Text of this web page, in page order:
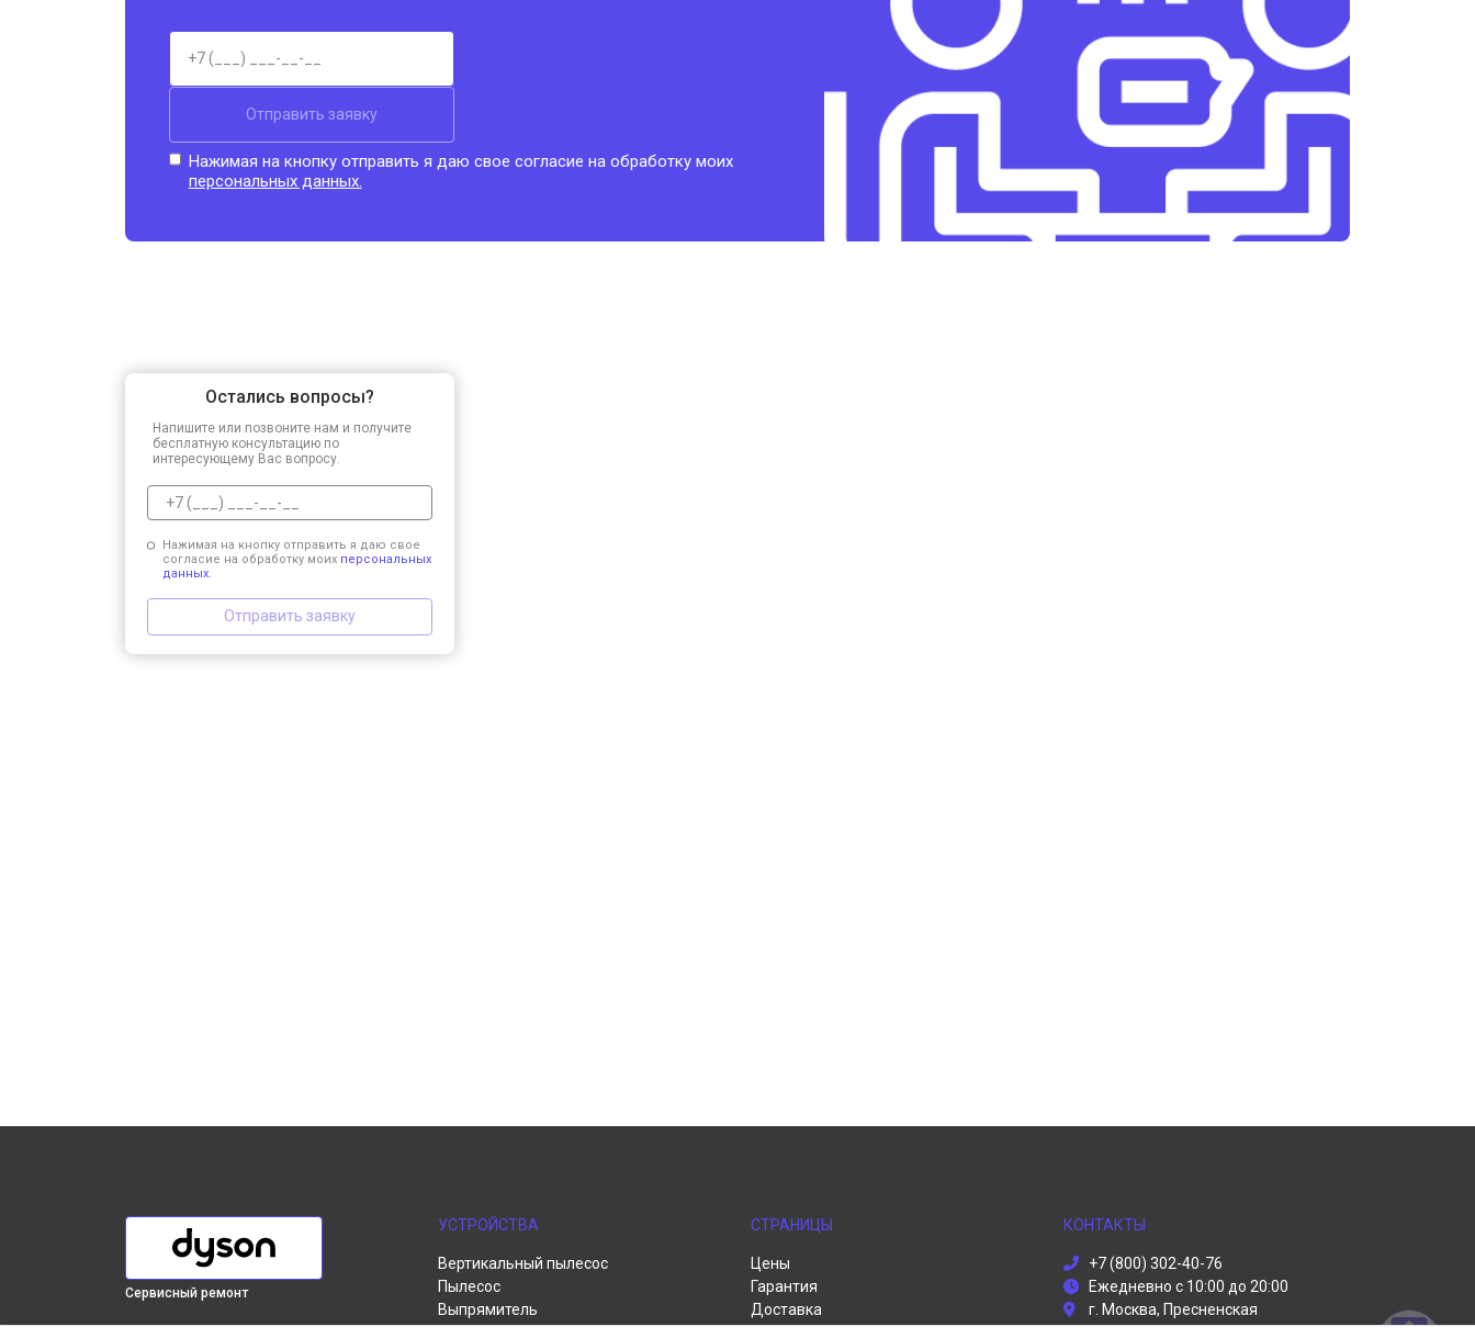
Отправить заявку
Нажимая на кнопку отправить я даю свое согласие на обработку моих
персональных данных.
Остались вопросы?
Напишите или позвоните нам и получите
бесплатную консультацию по
интересующему Вас вопросу.
Нажимая на кнопку отправить я даю свое
согласие на обработку моих персональных
данных.
Отправить заявку
Сервисный ремонт
УСТРОЙСТВА
Вертикальный пылесос
Пылесос
Выпрямитель
СТРАНИЦЫ
Цены
Гарантия
Доставка
КОНТАКТЫ
+7 (800) 302-40-76
Ежедневно с 10:00 до 20:00
г. Москва, Пресненская